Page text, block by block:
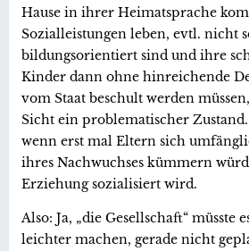
Hause in ihrer Heimatsprache
Sozialleistungen leben, evtl. nicht
bildungsorientiert sind und ihre
Kinder dann ohne hinreichende
vom Staat beschult werden
Sicht ein problematischer Zustand.
wenn erst mal Eltern sich
ihres Nachwuchses kümmern
Erziehung sozialisiert wird.
Also: Ja, „die Gesellschaft“ müsste
leichter machen, gerade nicht